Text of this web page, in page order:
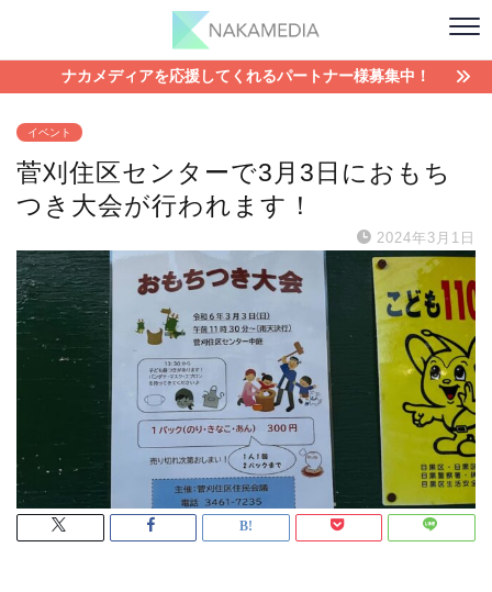
ナカメディアを応援してくれるパートナー様募集中！
イベント
菅刈住区センターで3月3日におもち
つき大会が行われます！
2024年3月1日